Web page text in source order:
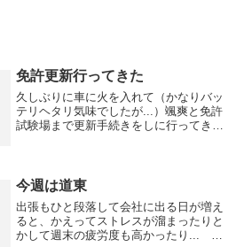
免許更新行ってきた
久しぶりに車に火を入れて（かなりバッ
テリヘタリ気味でしたが...）颯爽と免許
試験場まで更新手続きをしに行ってきま
調。免許更新が終わった...
今週は道東
出張もひと段落して会社に出る日が増え
ると、かえってストレスが溜まったりと
かして週末の疲労度も高かったり... 今